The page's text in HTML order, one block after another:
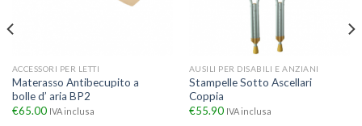
ACCESSORI PER LETTI
Materasso Antibecupito a
bolle d’ aria BP2
€65.00 IVA inclusa
AUSILI PER DISABILI E ANZIANI
Stampelle Sotto Ascellari
Coppia
€55.90 IVA inclusa